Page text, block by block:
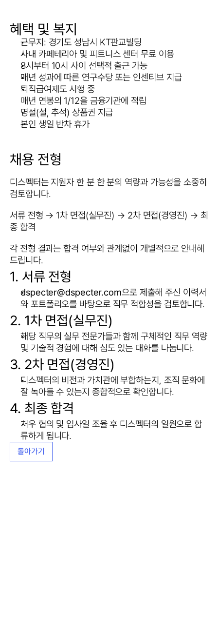
혜택 및 복지
근무지: 경기도 성남시 KT판교빌딩
사내 카페테리아 및 피트니스 센터 무료 이용
8시부터 10시 사이 선택적 출근 가능
매년 성과에 따른 연구수당 또는 인센티브 지급
퇴직급여제도 시행 중
매년 연봉의 1/12을 금융기관에 적립
명절(설, 추석) 상품권 지급
본인 생일 반차 휴가
채용 전형
디스펙터는 지원자 한 분 한 분의 역량과 가능성을 소중히
검토합니다.
서류 전형 → 1차 면접(실무진) → 2차 면접(경영진) → 최
종 합격
각 전형 결과는 합격 여부와 관계없이 개별적으로 안내해
드립니다.
1. 서류 전형
dspecter@dspecter.com으로 제출해 주신 이력서
와 포트폴리오를 바탕으로 직무 적합성을 검토합니다.
2. 1차 면접(실무진)
해당 직무의 실무 전문가들과 함께 구체적인 직무 역량
및 기술적 경험에 대해 심도 있는 대화를 나눕니다.
3. 2차 면접(경영진)
디스펙터의 비전과 가치관에 부합하는지, 조직 문화에
잘 녹아들 수 있는지 종합적으로 확인합니다.
4. 최종 합격
처우 협의 및 입사일 조율 후 디스펙터의 일원으로 합
류하게 됩니다.
돌아가기